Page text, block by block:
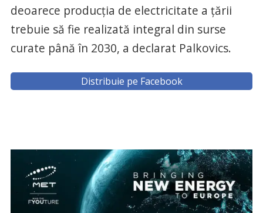
deoarece producţia de electricitate a ţării
trebuie să fie realizată integral din surse
curate până în 2030, a declarat Palkovics.
Distribuie pe Facebook